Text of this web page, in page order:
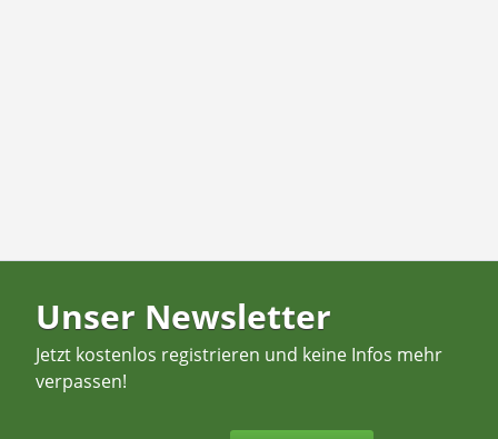
Unser Newsletter
Jetzt kostenlos registrieren und keine Infos mehr
verpassen!